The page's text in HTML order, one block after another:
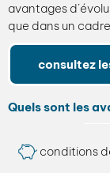
avantages
que dans un
consultez
Quels sont les
conditions